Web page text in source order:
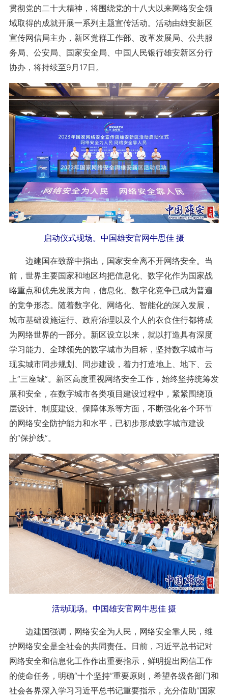
贯彻党的二十大精神，将围绕党的十八大以来网络安全领
域取得的成就开展一系列主题宣传活动。活动由雄安新区
宣传网信局主办，新区党群工作部、改革发展局、公共服
务局、公安局、国家安全局、中国人民银行雄安新区分行
协办，将持续至9月17日。
启动仪式现场。中国雄安官网牛思佳 摄
边建国在致辞中指出，国家安全离不开网络安全。当
前，世界主要国家和地区均把信息化、数字化作为国家战
略重点和优先发展方向，信息化、数字化竞争已成为普遍
的竞争形态。随着数字化、网络化、智能化的深入发展，
城市基础设施运行、政府治理以及个人的衣食住行都将成
为网络世界的一部分。新区设立以来，就以打造具有深度
学习能力、全球领先的数字城市为目标，坚持数字城市与
现实城市同步规划、同步建设，着力打造地上、地下、云
上“三座城”。新区高度重视网络安全工作，始终坚持统筹发
展和安全，在数字城市各类项目建设过程中，紧紧围绕顶
层设计、制度建设、保障体系等方面，不断强化各个环节
的网络安全防护能力和水平，已初步形成数字城市建设
的“保护线”。
活动现场。中国雄安官网牛思佳 摄
边建国强调，网络安全为人民，网络安全靠人民，维
护网络安全是全社会的共同责任。日前，习近平总书记对
网络安全和信息化工作作出重要指示，鲜明提出网信工作
的使命任务，明确“十个坚持”重要原则，希望各级各部门和
社会各界深入学习习近平总书记重要指示，充分借助“国家